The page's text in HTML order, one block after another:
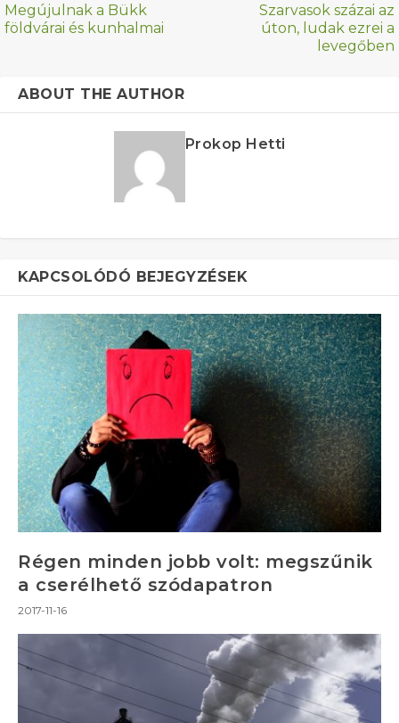
Megújulnak a Bükk
földvárai és kunhalmai
Szarvasok százai az
úton, ludak ezrei a
levegőben
ABOUT THE AUTHOR
Prokop Hetti
KAPCSOLÓDÓ BEJEGYZÉSEK
Régen minden jobb volt: megszűnik
a cserélhető szódapatron
2017-11-16